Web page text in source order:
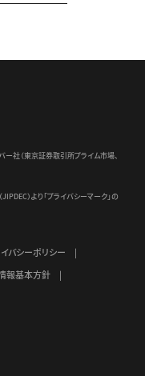
ー社（東京証券取引所プライム市場、
）より 「プライバシーマーク」の
バシーポリシー
報基本方針